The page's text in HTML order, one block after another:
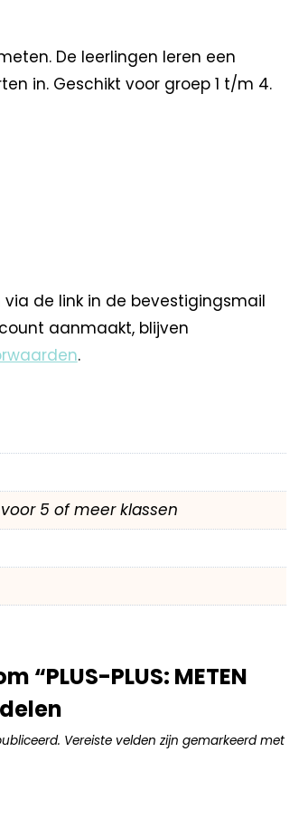
De leerlingen leren een
in. Geschikt voor groep 1 t/m 4.
de link in de bevestigingsmail
aanmaakt, blijven
.
5 of meer klassen
“PLUS-PLUS: METEN
Vereiste velden zijn gemarkeerd met